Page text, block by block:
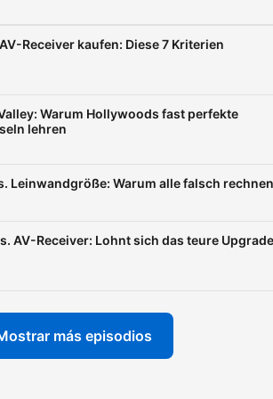
Receiver kaufen: Diese 7 Kriterien
Warum Hollywoods fast perfekte
lehren
Leinwandgröße: Warum alle falsch rechnen
AV-Receiver: Lohnt sich das teure Upgrade
más episodios